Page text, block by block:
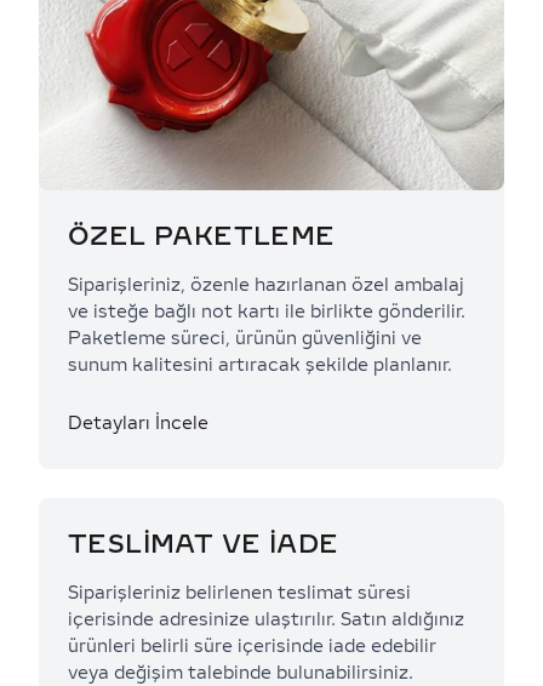
ÖZEL PAKETLEME
Siparişleriniz, özenle hazırlanan özel ambalaj
ve isteğe bağlı not kartı ile birlikte gönderilir.
Paketleme süreci, ürünün güvenliğini ve
sunum kalitesini artıracak şekilde planlanır.
Detayları İncele
TESLİMAT VE İADE
Siparişleriniz belirlenen teslimat süresi
içerisinde adresinize ulaştırılır. Satın aldığınız
ürünleri belirli süre içerisinde iade edebilir
veya değişim talebinde bulunabilirsiniz.